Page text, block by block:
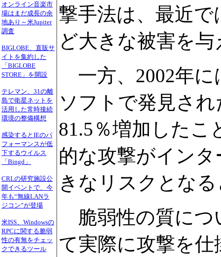
オンライン音楽市
場はまだ成長の余
地あり～米Jupiter
調査
BIGLOBE、直販サ
イトを集約した
「BIGLOBE
STORE」を開設
テレマン、31の離
島で衛星ネットを
活用した常時接続
環境の整備構想
感染するとIEのパ
フォーマンスが低
下するウイルス
「Bingd」
CRLの研究施設公
開イベントで、今
年も“無線LANラ
ジコン”が登場
米ISS、Windowsの
RPCに関する脆弱
性の有無をチェッ
クできるツール
撃手法は、最近で
ど大きな被害を
一方、2002年に
ソフトで発見さ
81.5％増加したこ
的な攻撃がイン
きなリスクとな
脆弱性の質につ
て実際に攻撃を